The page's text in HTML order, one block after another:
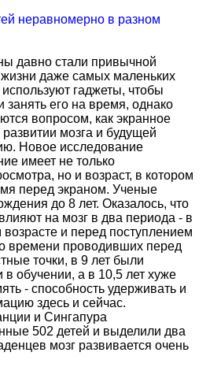
неравномерно в разном
давно стали привычной
даже самых маленьких
гаджеты, чтобы
его на время, однако
вопросом, как экранное
мозга и будущей
Новое исследование
имеет не только
но и возраст, в котором
перед экраном. Ученые
до 8 лет. Оказалось, что
на мозг в два периода - в
и перед поступлением
времени проводивших перед
точки, в 9 лет были
в обучении, а в 10,5 лет хуже
- способность удерживать и
здесь и сейчас.
и Сингапура
502 детей и выделили два
мозг развивается очень